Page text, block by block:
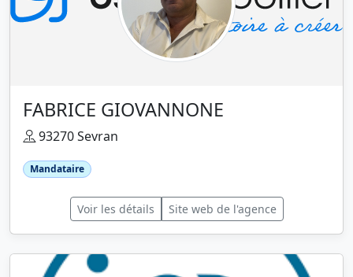
FABRICE GIOVANNONE
93270 Sevran
Mandataire
Voir les détails Site web de l'agence